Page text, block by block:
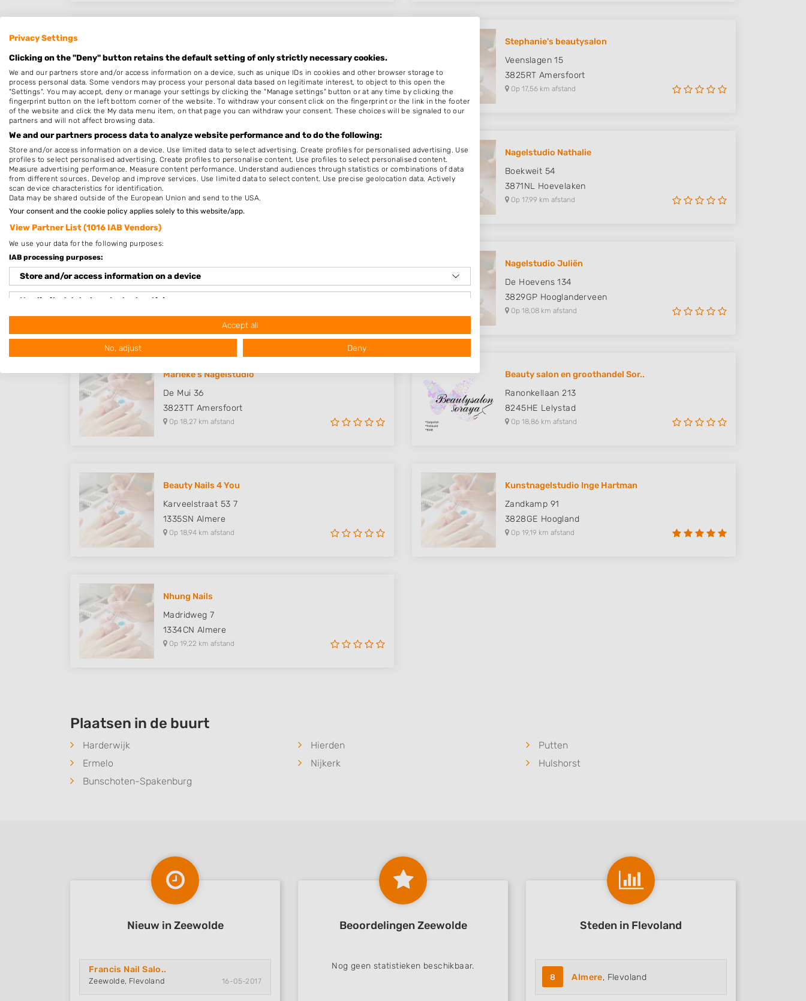
Apolloweg 2
8239DA Lelystad
Op 17,50 km afstand
Stephanie's beautysalon
Veenslagen 15
3825RT Amersfoort
Op 17,56 km afstand
Salon Lisboa
Kretastraat 19
Op 17,74 km afstand
Nagelstudio Nathalie
Boekweit 54
3871NL Hoevelaken
Op 17,99 km afstand
Binnendelta 9 E
1261WZ
Nagelstudio Juliën
De Hoevens 134
3829GP Hooglanderveen
Op 18,08 km afstand
Marieke's Nagelstudio
De Mui 36
3823TT Amersfoort
Op 18,27 km afstand
Beauty salon en groothandel Sor..
Ranonkellaan 213
8245HE Lelystad
Op 18,86 km afstand
Beauty Nails 4 You
Karveelstraat 53 7
1335SN Almere
Op 18,94 km afstand
Kunstnagelstudio Inge Hartman
Zandkamp 91
3828GE Hoogland
Op 19,19 km afstand
Nhung Nails
Madridweg 7
1334CN Almere
Op 19,22 km afstand
Plaatsen in de buurt
Harderwijk Hierden
Putten
Ermelo
Nijkerk
Hulshorst
Bunschoten-Spakenburg
Nieuw in Zeewolde
Francis Nail Salo..
Zeewolde, Flevoland 16-05-2017
Beoordelingen Zeewolde
Nog geen statistieken beschikbaar.
Steden in Flevoland
8 Almere, Flevoland
Privacy Settings
Clicking on the "Deny" button retains the default setting of only strictly necessary cookies.
We and our partners store and/or access information on a device, such as unique IDs in cookies and other browser storage to
process personal data. Some vendors may process your personal data based on legitimate interest, to object to this open the
"Settings". You may accept, deny or manage your settings by clicking the "Manage settings" button or at any time by clicking the
fingerprint button on the left bottom corner of the website. To withdraw your consent click on the fingerprint or the link in the footer
of the website and click the My data menu item, on that page you can withdraw your consent. These choices will be signaled to our
partners and will not affect browsing data.
We and our partners process data to analyze website performance and to do the following:
Store and/or access information on a device. Use limited data to select advertising. Create profiles for personalised advertising. Use
profiles to select personalised advertising. Create profiles to personalise content. Use profiles to select personalised content.
Measure advertising performance. Measure content performance. Understand audiences through statistics or combinations of data
from different sources. Develop and improve services. Use limited data to select content. Use precise geolocation data. Actively
scan device characteristics for identification.
Data may be shared outside of the European Union and send to the USA.
Your consent and the cookie policy applies solely to this website/app.
View Partner List (1016 IAB Vendors)
We use your data for the following purposes:
IAB processing purposes:
Store and/or access information on a device
Use limited data to select advertising
Use profiles to select personalised advertising
Create profiles to personalise content
Use profiles to select personalised content
Measure advertising performance
Understand audiences through statistics or combinations of data from different
Develop and improve services
Use limited data to select content
Identify devices based on information actively requested
Non-IAB processing purposes:
Accept all
No, adjust Deny